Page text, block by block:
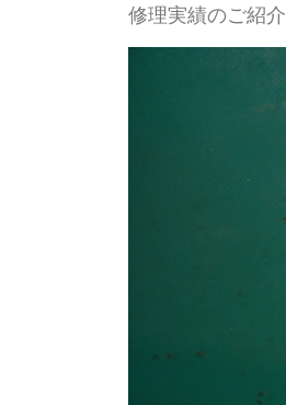
修理実績のご紹介